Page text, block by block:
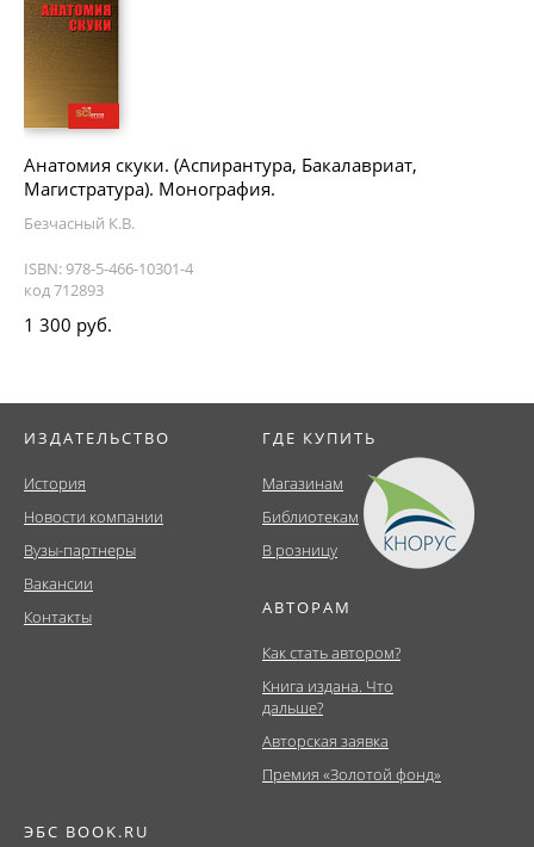
Анатомия скуки. (Аспирантура, Бакалавриат,
Магистратура). Монография.
Безчасный К.В.
ISBN: 978-5-466-10301-4
код 712893
1 300 руб.
ИЗДАТЕЛЬСТВО
История
Новости компании
Вузы-партнеры
Вакансии
Контакты
ГДЕ КУПИТЬ
Магазинам
Библиотекам
В розницу
АВТОРАМ
Как стать автором?
Книга издана. Что
дальше?
Авторская заявка
Премия «Золотой фонд»
ЭБС BOOK.RU